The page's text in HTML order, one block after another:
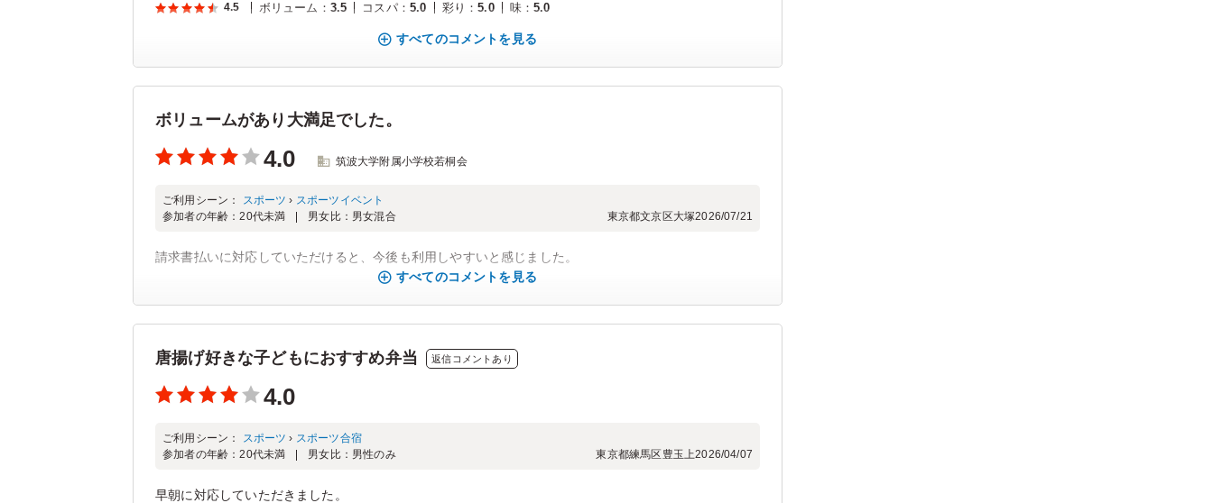
4.5 ボリューム ： 3.5 コスパ： 5.0 彩り ：5.0 味：5.0
すべてのコメントを見る
ボリュームがあり大満足でした。
4.0 筑波大学附属小学校若桐会
ご利用シーン： スポーツ › スポーツイベント
参加者の年齢：20代未満 男女比： 男女混合 東京都文京区大塚2026/07/21
請求書払いに対応していただけると、今後も利用しやすいと感じました。
すべてのコメントを見る
唐揚げ好きな子どもにおすすめ弁当 返信コメントあり
4.0
ご利用シーン： スポーツ › スポーツ合宿
参加者の年齢：20代未満 男女比： 男性のみ 東京都練馬区豊玉上2026/04/07
早朝に対応していただきました。